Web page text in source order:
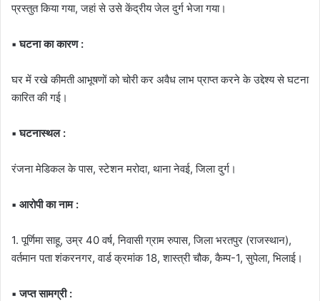
प्रस्तुत किया गया, जहां से उसे केंद्रीय जेल दुर्ग भेजा गया।
▪️ घटना का कारण :
घर में रखे कीमती आभूषणों को चोरी कर अवैध लाभ प्राप्त करने के उद्देश्य से घटना
कारित की गई।
▪️ घटनास्थल :
रंजना मेडिकल के पास, स्टेशन मरोदा, थाना नेवई, जिला दुर्ग।
▪️ आरोपी का नाम :
1. पूर्णिमा साहू, उम्र 40 वर्ष, निवासी ग्राम रुपास, जिला भरतपुर (राजस्थान),
वर्तमान पता शंकरनगर, वार्ड क्रमांक 18, शास्त्री चौक, कैम्प-1, सुपेला, भिलाई।
▪️ जप्त सामग्री :